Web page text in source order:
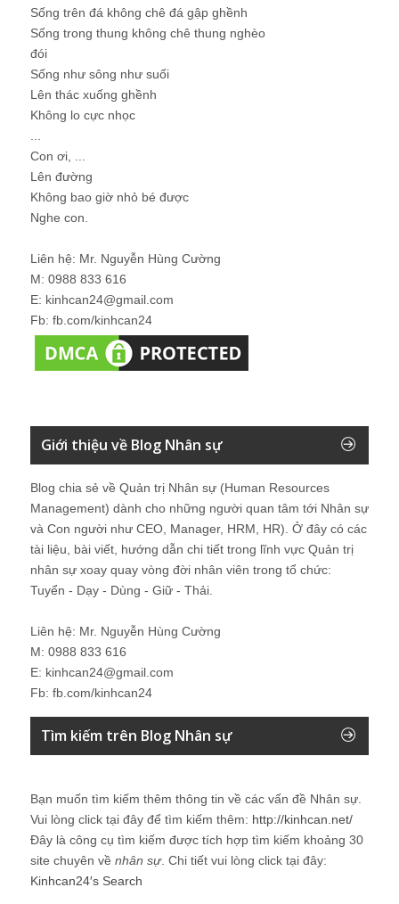
Sống trên đá không chê đá gập ghềnh
Sống trong thung không chê thung nghèo
đói
Sống như sông như suối
Lên thác xuống ghềnh
Không lo cực nhọc
Con ơi, ...
Lên đường
Không bao giờ nhỏ bé được
Nghe con.
Liên hệ: Mr. Nguyễn Hùng Cường
M: 0988 833 616
E: kinhcan24@gmail.com
Fb: fb.com/kinhcan24
Giới thiệu về Blog Nhân sự
Blog chia sẻ về Quản trị Nhân sự (Human Resources
Management) dành cho những người quan tâm tới Nhân sự
và Con người như CEO, Manager, HRM, HR). Ở đây có các
tài liệu, bài viết, hướng dẫn chi tiết trong lĩnh vực Quản trị
nhân sự xoay quay vòng đời nhân viên trong tổ chức:
Tuyển - Dạy - Dùng - Giữ - Thải.
Liên hệ: Mr. Nguyễn Hùng Cường
M: 0988 833 616
E: kinhcan24@gmail.com
Fb: fb.com/kinhcan24
Tìm kiếm trên Blog Nhân sự
Bạn muốn tìm kiếm thêm thông tin về các vấn đề Nhân sự
Vui lòng click tại đây để tìm kiếm thêm: http://kinhcan.net/
Đây là công cụ tìm kiếm được tích hợp tìm kiếm khoảng 30
site chuyên về nhân sự. Chi tiết vui lòng click tại đây:
Kinhcan24′s Search